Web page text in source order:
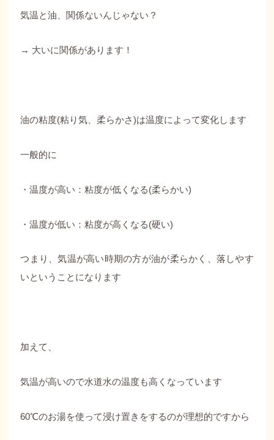
気温と油、関係ないんじゃない？
→ 大いに関係があります！
油の粘度(粘り気、柔らかさ)は温度によって変化します
一般的に
・温度が高い：粘度が低くなる(柔らかい)
・温度が低い：粘度が高くなる(硬い)
つまり、気温が高い時期の方が油が柔らかく、落しやす
いということになります
加えて、
気温が高いので水道水の温度も高くなっています
60℃のお湯を使って浸け置きをするのが理想的ですから